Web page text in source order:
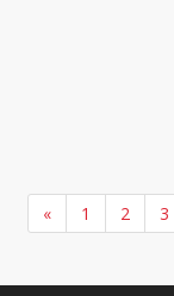
« 1 2 3